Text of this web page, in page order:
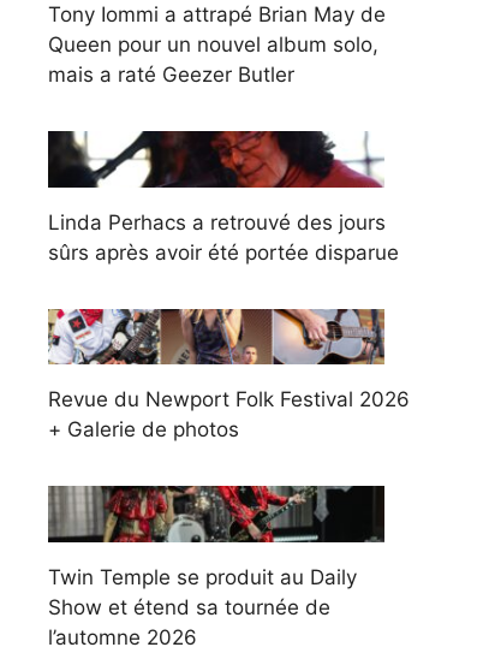
Tony Iommi a attrapé Brian May de
Queen pour un nouvel album solo,
mais a raté Geezer Butler
Linda Perhacs a retrouvé des jours
sûrs après avoir été portée disparue
Revue du Newport Folk Festival 2026
+ Galerie de photos
Twin Temple se produit au Daily
Show et étend sa tournée de
l’automne 2026